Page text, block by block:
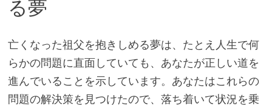
る夢
亡くなった祖父を抱きしめる夢は、たとえ人生で何
らかの問題に直面していても、あなたが正しい道を
進んでいることを示しています。あなたはこれらの
問題の解決策を見つけたので、落ち着いて状況を乗